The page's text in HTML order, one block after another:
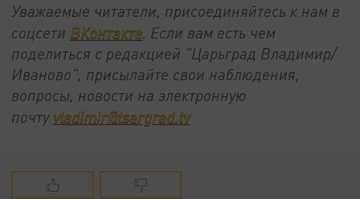
Уважаемые читатели, присоединяйтесь к нам в
соцсети ВКонтакте. Если вам есть чем
поделиться с редакцией "Царьград Владимир/
Иваново", присылайте свои наблюдения,
вопросы, новости на электронную
почту vladimir@tsargrad.tv